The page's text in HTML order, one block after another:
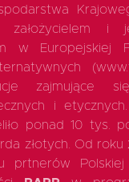
założycielem i
w Europejskiej
zajmujące się
i
ponad 10 tys.
złotych. Od
prtnerów Polskiej